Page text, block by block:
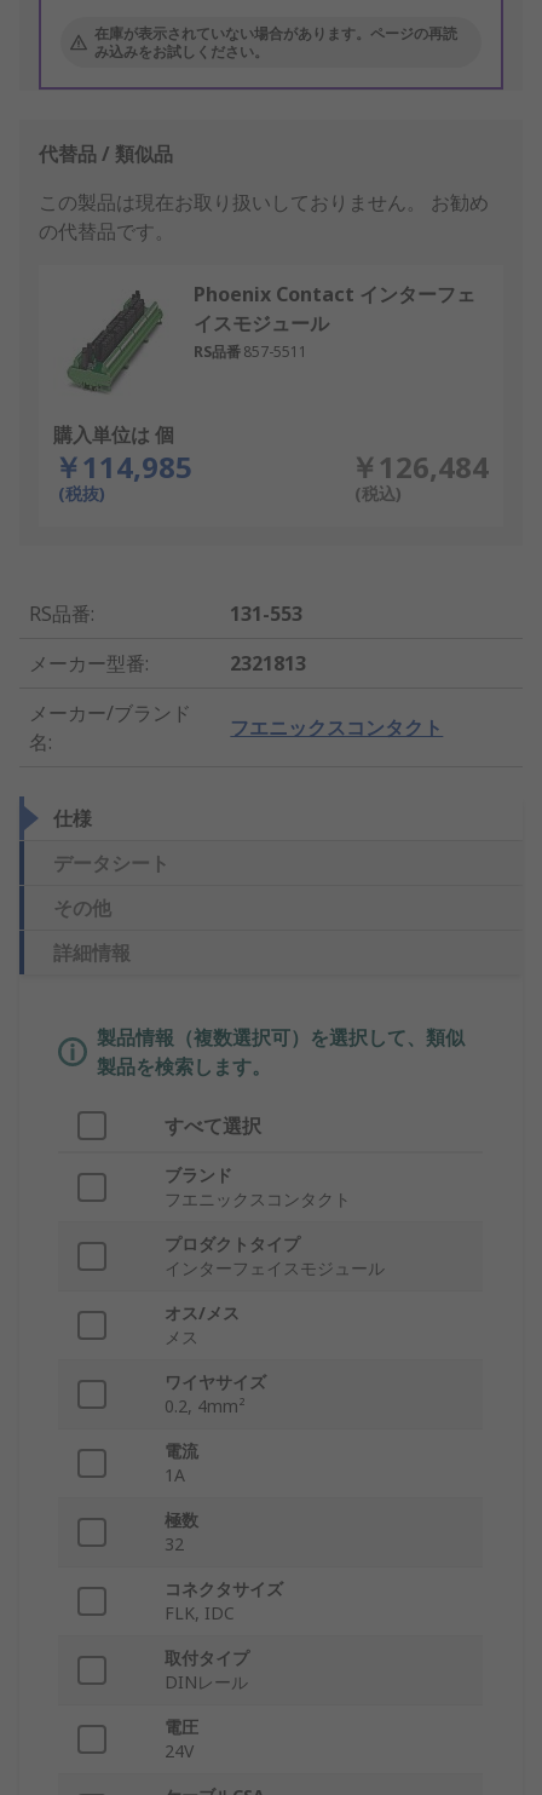
在庫が表示されていない場合があります。ページの再読
み込みをお試しください。
代替品 / 類似品
この製品は現在お取り扱いしておりません。 お勧め
の代替品です。
Phoenix Contact インターフェ
イスモジュール
RS品番857-5511
購入単位は 個
￥114,985
(税抜)
￥126,484
(税込)
RS品番:
131-553
メーカー型番:
2321813
メーカー/ブランド
名:
フエニックスコンタクト
仕様
データシート
その他
詳細情報
製品情報（複数選択可）を選択して、類似
製品を検索します。
すべて選択
ブランド
フエニックスコンタクト
プロダクトタイプ
インターフェイスモジュール
オス/メス
メス
ワイヤサイズ
0.2, 4mm²
電流
1A
極数
32
コネクタサイズ
FLK, IDC
取付タイプ
DINレール
電圧
24V